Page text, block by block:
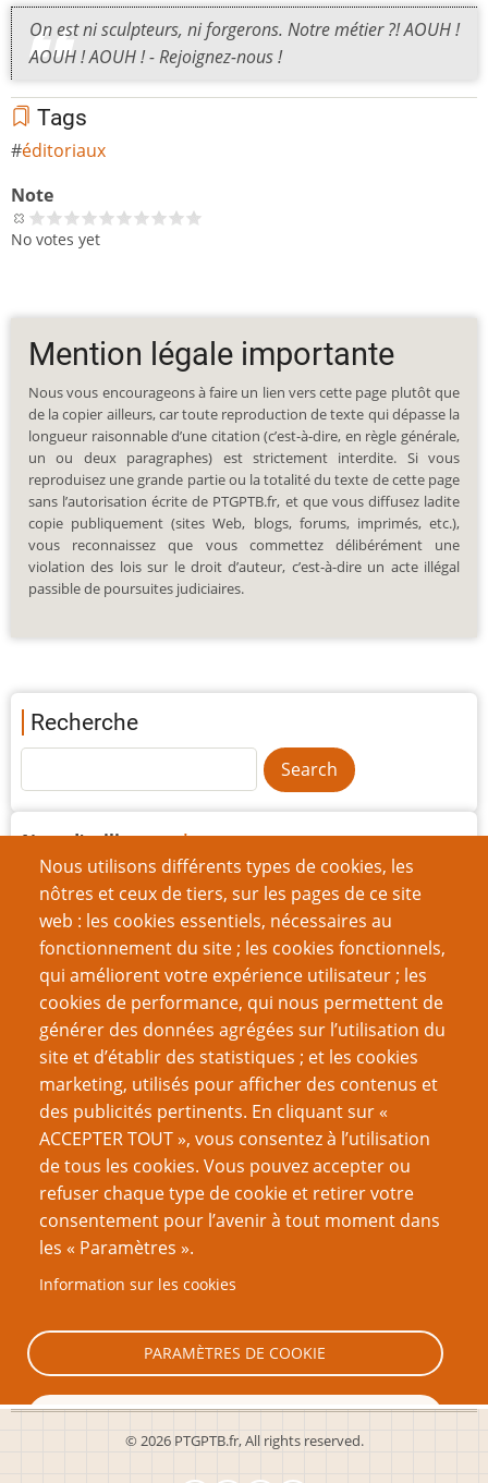
On est ni sculpteurs, ni forgerons. Notre métier ?! AOUH !
AOUH ! AOUH ! - Rejoignez-nous !
Tags
éditoriaux
Note
No votes yet
Nous utilisons différents types de cookies, les
nôtres et ceux de tiers, sur les pages de ce site
web : les cookies essentiels, nécessaires au
fonctionnement du site ; les cookies fonctionnels,
qui améliorent votre expérience utilisateur ; les
cookies de performance, qui nous permettent de
générer des données agrégées sur l’utilisation du
site et d’établir des statistiques ; et les cookies
marketing, utilisés pour afficher des contenus et
des publicités pertinents. En cliquant sur «
ACCEPTER TOUT », vous consentez à l’utilisation
de tous les cookies. Vous pouvez accepter ou
refuser chaque type de cookie et retirer votre
consentement pour l’avenir à tout moment dans
les « Paramètres ».
Information sur les cookies
PARAMÈTRES DE COOKIE
TOUT REFUSER
Mention légale importante
Nous vous encourageons à faire un lien vers cette page plutôt que
de la copier ailleurs, car toute reproduction de texte qui dépasse la
longueur raisonnable d’une citation (c’est-à-dire, en règle générale,
un ou deux paragraphes) est strictement interdite. Si vous
reproduisez une grande partie ou la totalité du texte de cette page
sans l’autorisation écrite de PTGPTB.fr, et que vous diffusez ladite
copie publiquement (sites Web, blogs, forums, imprimés, etc.),
vous reconnaissez que vous commettez délibérément une
violation des lois sur le droit d’auteur, c’est-à-dire un acte illégal
passible de poursuites judiciaires.
Recherche
Nom d'utilisateur
Mot de passe
Créer un nouveau compte
Réinitialiser votre mot de passe
VOUS AIMEREZ AUSSI
Test PTGPTB : quel rôliste LNIST êtes-vous ?
Editorial : Femmes ∩ Rôlistes
© 2026 PTGPTB.fr, All rights reserved.